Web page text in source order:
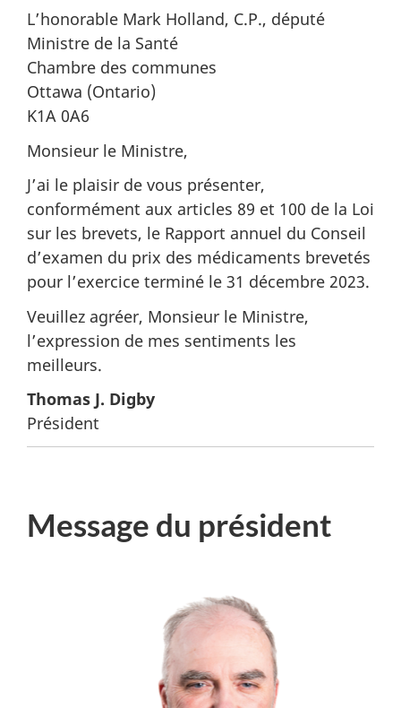
L’honorable Mark Holland, C.P., député
Ministre de la Santé
Chambre des communes
Ottawa (Ontario)
K1A 0A6
Monsieur le Ministre,
J’ai le plaisir de vous présenter,
conformément aux articles 89 et 100 de la Loi
sur les brevets, le Rapport annuel du Conseil
d’examen du prix des médicaments brevetés
pour l’exercice terminé le 31 décembre 2023.
Veuillez agréer, Monsieur le Ministre,
l’expression de mes sentiments les
meilleurs.
Thomas J. Digby
Président
Message du président